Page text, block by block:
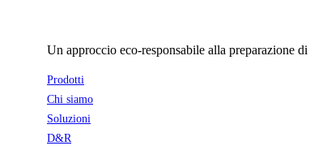
Un approccio eco-responsabile alla preparazione
Prodotti
Chi siamo
Soluzioni
D&R